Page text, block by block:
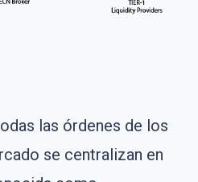
las órdenes de los
se centralizan en